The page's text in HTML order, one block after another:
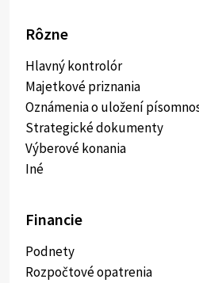
Rôzne
Hlavný kontrolór
Majetkové priznania
Oznámenia o uložení
Strategické dokumenty
Výberové konania
Iné
Financie
Podnety
Rozpočtové opatrenia